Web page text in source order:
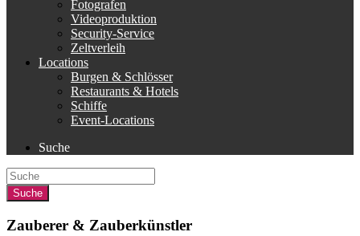
Fotografen
Videoproduktion
Security-Service
Zeltverleih
Locations
Burgen & Schlösser
Restaurants & Hotels
Schiffe
Event-Locations
Suche
Zauberer & Zauberkünstler